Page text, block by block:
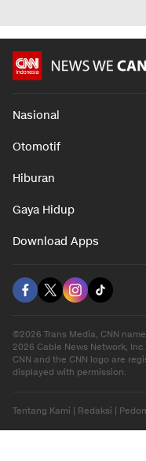
Nasional
Otomotif
Hiburan
Gaya Hidup
Download Apps
©2026 Trans Media, CNN
2026 Cable News Network,
CNN and the CNN logo are
displayed with permission.
Tentang Kami | Redaksi |